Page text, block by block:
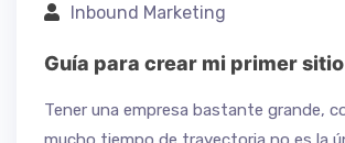
Inbound Marketing
Guía para crear mi primer
Tener una empresa bastante grande,